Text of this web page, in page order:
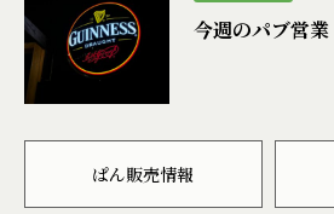
今週のパブ営
ぱん販売情報